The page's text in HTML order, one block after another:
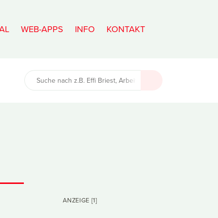
WEB-APPS INFO KONTAKT
ANZEIGE [1]